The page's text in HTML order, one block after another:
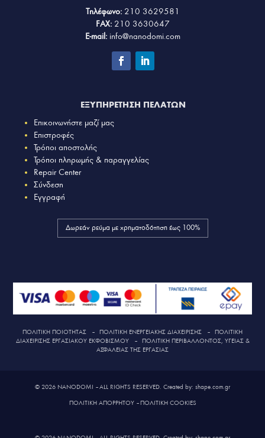
Τηλέφωνο: 210 3629581
FAX: 210 3630647
E-mail: info@nanodomi.com
ΕΞΥΠΗΡΕΤΗΣΗ ΠΕΛΑΤΩΝ
Επικοινωνήστε μαζί μας
Επιστροφές
Τρόποι αποστολής
Τρόποι πληρωμής & παραγγελίας
Repair Center
Σύνδεση
Εγγραφή
Δωρεάν ρεύμα με χρηματοδότηση έως 100%
ΠΟΛΙΤΙΚΗ ΠΟΙΟΤΗΤΑΣ – ΠΟΛΙΤΙΚΗ ΕΝΕΡΓΕΙΑΚΗΣ ΔΙΑΧΕΙΡΙΣΗΣ – ΠΟΛΙΤΙΚΗ
ΔΙΑΧΕΙΡΙΣΗΣ ΕΡΓΑΣΙΑΚΟΥ ΕΚΦΟΒΙΣΜΟΥ– ΠΟΛΙΤΙΚΗ ΠΕΡΙΒΑΛΛΟΝΤΟΣ, ΥΓΕΙΑΣ &
ΑΣΦΑΛΕΙΑΣ ΤΗΣ ΕΡΓΑΣΙΑΣ
© 2026 NANODOMI – ALL RIGHTS RESERVED. Created by: shape.com.gr
ΠΟΛΙΤΙΚΗ ΑΠΟΡΡΗΤΟΥ–ΠΟΛΙΤΙΚΗ COOKIES